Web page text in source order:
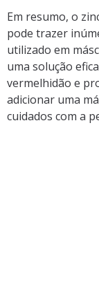
Em resumo, o
pode trazer
utilizado em
uma solução
vermelhidão e
adicionar uma
cuidados com a